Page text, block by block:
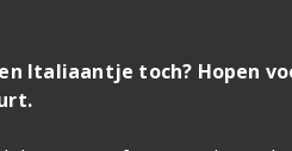
Italiaantje toch? Hopen